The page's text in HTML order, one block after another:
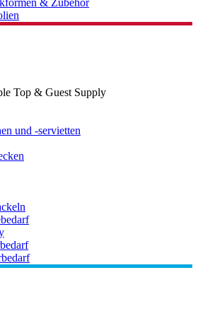
& Zubehör
Top & Guest Supply
und -servietten